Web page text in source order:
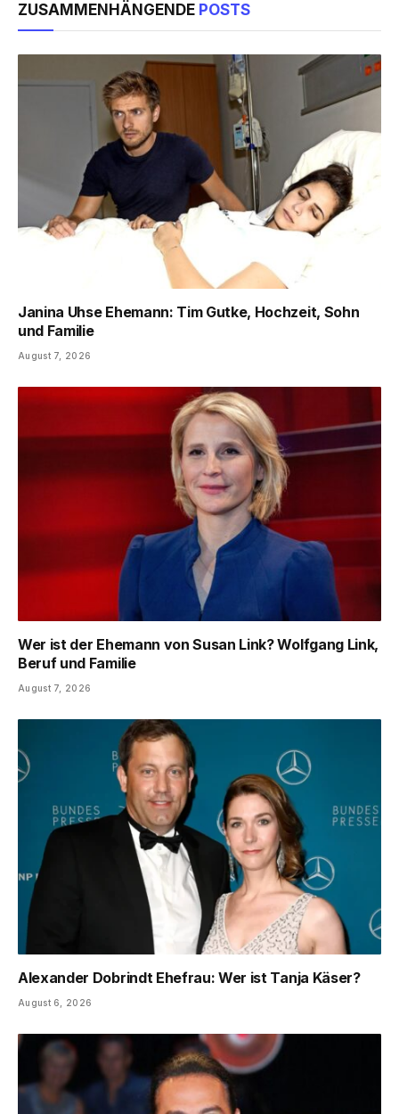
ZUSAMMENHÄNGENDE POSTS
Janina Uhse Ehemann: Tim Gutke, Hochzeit, Sohn
und Familie
August 7, 2026
Wer ist der Ehemann von Susan Link? Wolfgang Link,
Beruf und Familie
August 7, 2026
Alexander Dobrindt Ehefrau: Wer ist Tanja Käser?
August 6, 2026